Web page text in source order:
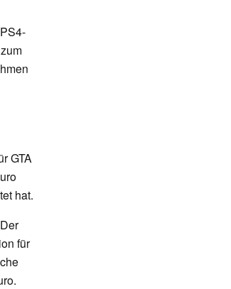
GTA
hat.
für